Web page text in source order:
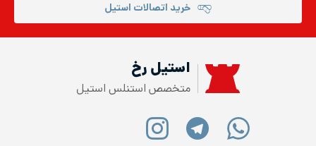
خرید اتصالات استیل
استیل رخ
متخصص استنلس استیل